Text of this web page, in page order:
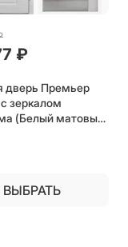
₽
дверь Премьер
зеркалом
(Белый матовый
ВЫБРАТЬ